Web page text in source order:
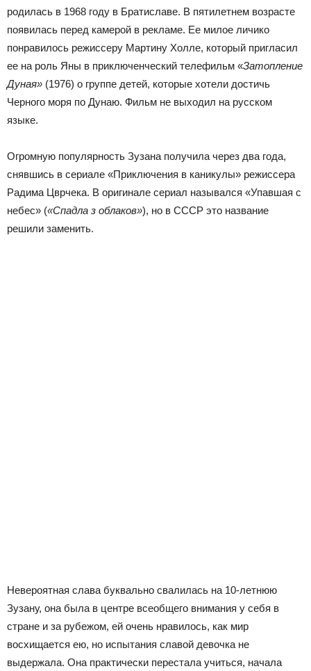
родилась в 1968 году в Братиславе. В пятилетнем возрасте
появилась перед камерой в рекламе. Ее милое личико
понравилось режиссеру Мартину Холле, который пригласил
ее на роль Яны в приключенческий телефильм «Затопление
Дуная» (1976) о группе детей, которые хотели достичь
Черного моря по Дунаю. Фильм не выходил на русском
языке.
Огромную популярность Зузана получила через два года,
снявшись в сериале «Приключения в каникулы» режиссера
Радима Цврчека. В оригинале сериал назывался «Упавшая с
небес» («Спадла з облаков»), но в СССР это название
решили заменить.
Невероятная слава буквально свалилась на 10-летнюю
Зузану, она была в центре всеобщего внимания у себя в
стране и за рубежом, ей очень нравилось, как мир
восхищается ею, но испытания славой девочка не
выдержала. Она практически перестала учиться, начала